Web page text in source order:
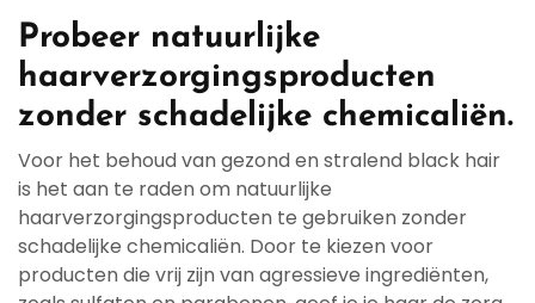
Probeer natuurlijke
haarverzorgingsproducten
zonder schadelijke chemicaliën.
Voor het behoud van gezond en stralend black hair
is het aan te raden om natuurlijke
haarverzorgingsproducten te gebruiken zonder
schadelijke chemicaliën. Door te kiezen voor
producten die vrij zijn van agressieve ingrediënten,